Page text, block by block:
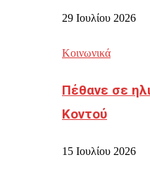
29 Ιουλίου 2026
Κοινωνικά
Πέθανε σε
Κοντού
15 Ιουλίου 2026